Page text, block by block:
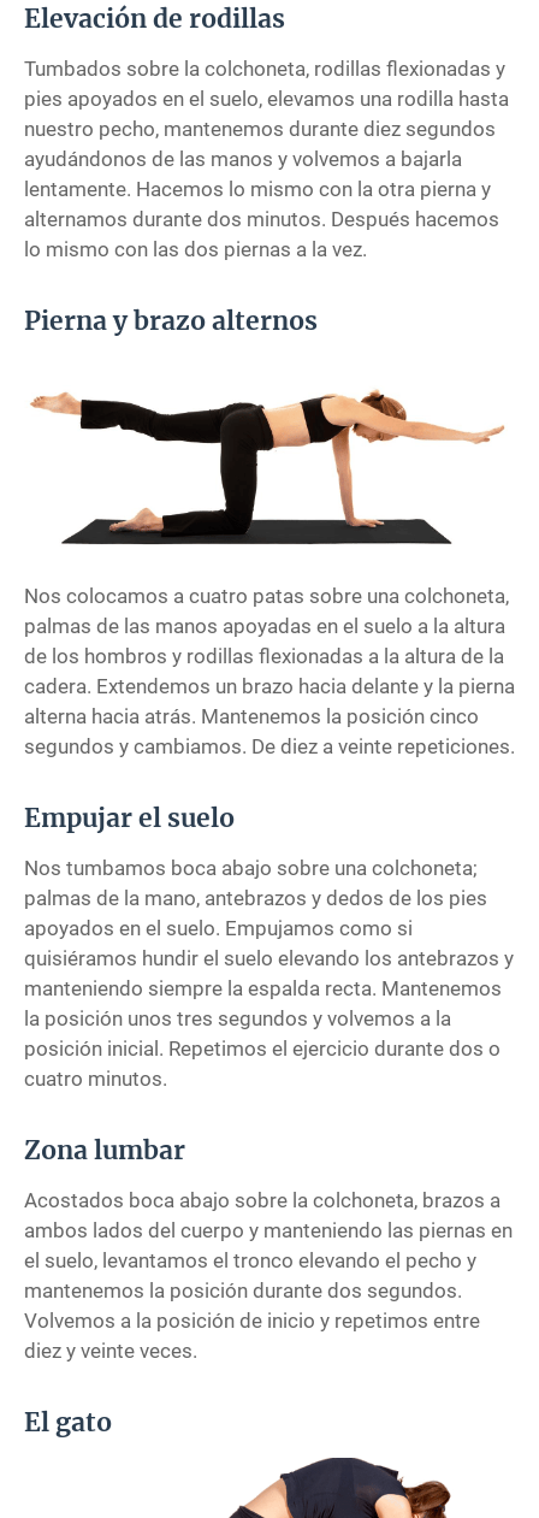
Elevación de rodillas
Tumbados sobre la colchoneta, rodillas flexionadas y
pies apoyados en el suelo, elevamos una rodilla hasta
nuestro pecho, mantenemos durante diez segundos
ayudándonos de las manos y volvemos a bajarla
lentamente. Hacemos lo mismo con la otra pierna y
alternamos durante dos minutos. Después hacemos
lo mismo con las dos piernas a la vez.
Pierna y brazo alternos
Nos colocamos a cuatro patas sobre una colchoneta,
palmas de las manos apoyadas en el suelo a la altura
de los hombros y rodillas flexionadas a la altura de la
cadera. Extendemos un brazo hacia delante y la pierna
alterna hacia atrás. Mantenemos la posición cinco
segundos y cambiamos. De diez a veinte repeticiones.
Empujar el suelo
Nos tumbamos boca abajo sobre una colchoneta;
palmas de la mano, antebrazos y dedos de los pies
apoyados en el suelo. Empujamos como si
quisiéramos hundir el suelo elevando los antebrazos y
manteniendo siempre la espalda recta. Mantenemos
la posición unos tres segundos y volvemos a la
posición inicial. Repetimos el ejercicio durante dos o
cuatro minutos.
Zona lumbar
Acostados boca abajo sobre la colchoneta, brazos a
ambos lados del cuerpo y manteniendo las piernas en
el suelo, levantamos el tronco elevando el pecho y
mantenemos la posición durante dos segundos.
Volvemos a la posición de inicio y repetimos entre
diez y veinte veces.
El gato